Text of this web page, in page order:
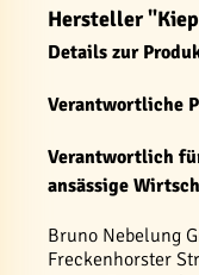
Hersteller
Details zur
Verantwortliche
Verantwortlich
ansässige
Bruno Nebelung
Freckenhorster